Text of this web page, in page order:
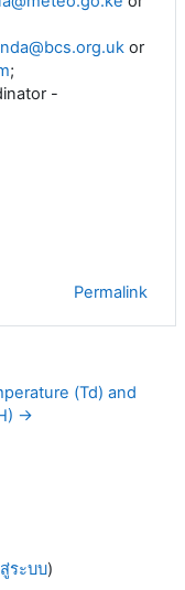
or
;
-
Permalink
(Td) and
→
ระบบ)